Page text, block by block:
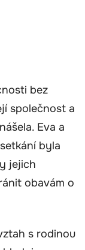
bez
společnost a
Eva a
byla
jejich
obavám o
s rodinou